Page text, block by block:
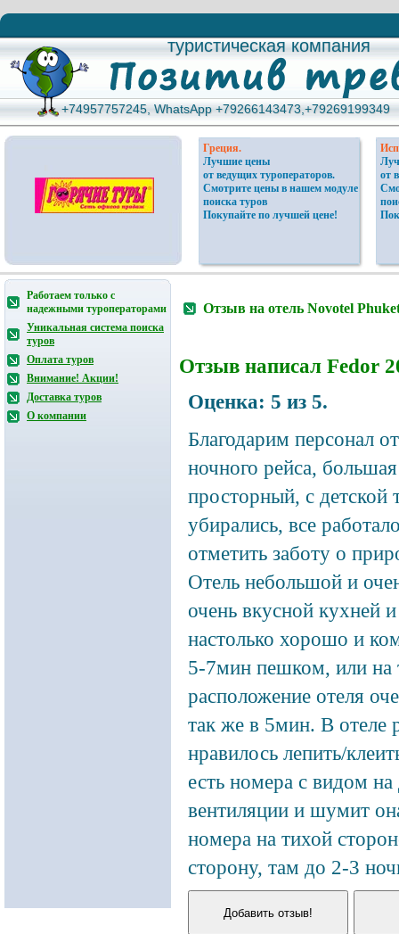
туристическая компания
туристическая компания
+74957757245, WhatsApp +79266143473,+79269199349
+74957757245, WhatsApp +79266143473,+79269199349
Греция.
Лучшие цены
от ведущих туроператоров.
Смотрите цены в нашем модуле
поиска туров
Покупайте по лучшей цене!
от
Работаем только с
надежными туроператорами
Уникальная система поиска
туров
Оплата туров
Внимание! Акции!
Доставка туров
О компании
Отзыв на отель Novotel
Отзыв написал Fedor
Оценка: 5 из 5.
Благодарим персонал
ночного рейса,
просторный, с детской
убирались, все
отметить заботу о
Отель небольшой и
очень вкусной кухней
настолько хорошо и
5-7мин пешком, или на
расположение отеля
так же в 5мин. В отеле
нравилось лепить/
есть номера с видом
вентиляции и шумит
номера на тихой
сторону, там до 2-3